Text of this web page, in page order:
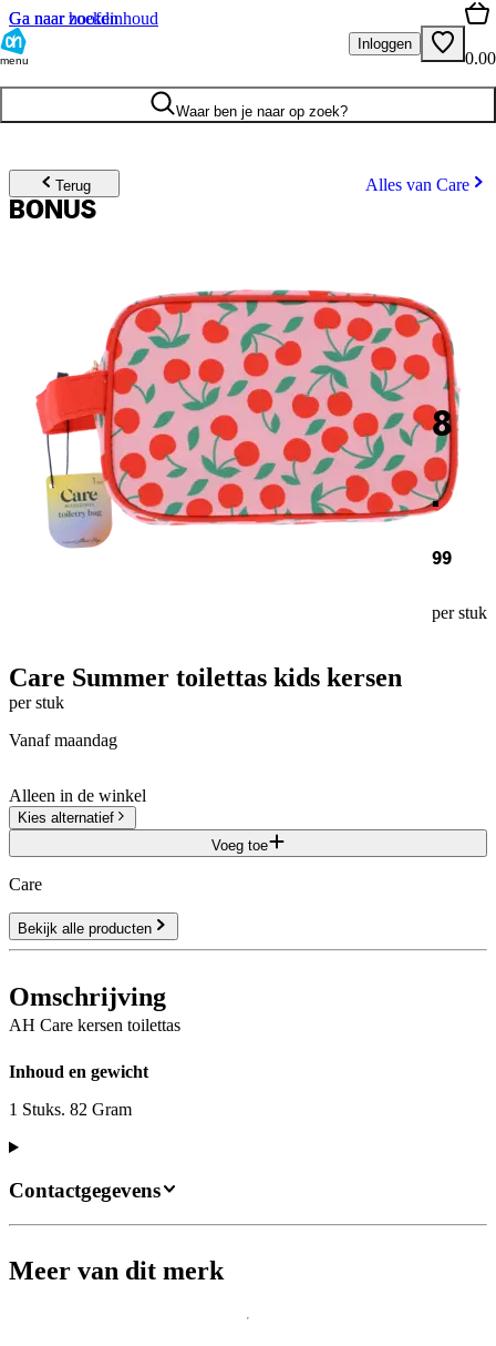
Ga naar hoofdinhoud
Ga naar zoeken
menu
Inloggen
0.00
Waar ben je naar op zoek?
Terug Alles van Care
BONUS
8
.
99
per stuk
Care Summer toilettas kids kersen
per stuk
vanaf maandag
Alleen in de winkel
Kies alternatief
Voeg toe
Care
Bekijk alle producten
Omschrijving
AH Care kersen toilettas
Inhoud en gewicht
1 Stuks. 82 Gram
Contactgegevens
Meer van dit merk